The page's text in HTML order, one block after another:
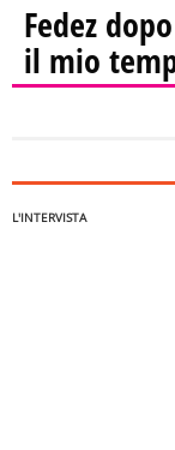
Fedez
il mio
L'INTERVISTA